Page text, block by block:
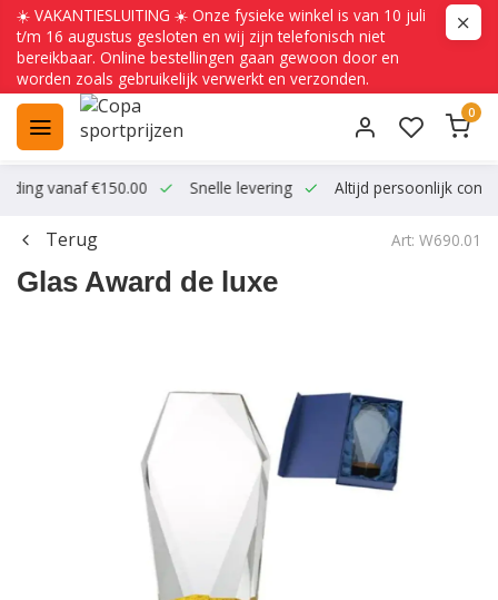
☀️ VAKANTIESLUITING ☀️ Onze fysieke winkel is van 10 juli
t/m 16 augustus gesloten en wij zijn telefonisch niet
bereikbaar. Online bestellingen gaan gewoon door en
worden zoals gebruikelijk verwerkt en verzonden.
0
vanaf €150.00 Snelle levering Altijd persoonlijk
Terug Art: W690.01
Glas Award de luxe